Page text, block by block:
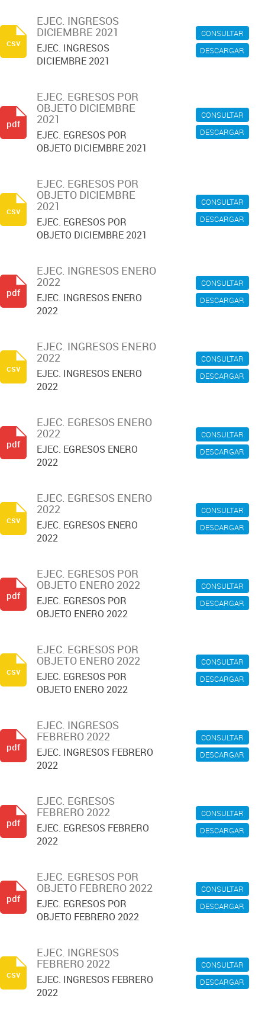
CONSULTAR
DESCARGAR
EJEC. INGRESOS
DICIEMBRE 2021
EJEC. INGRESOS
DICIEMBRE 2021
csv
CONSULTAR
DESCARGAR
EJEC. EGRESOS POR
OBJETO DICIEMBRE
2021
EJEC. EGRESOS POR
OBJETO DICIEMBRE 2021
pdf
CONSULTAR
DESCARGAR
EJEC. EGRESOS POR
OBJETO DICIEMBRE
2021
EJEC. EGRESOS POR
OBJETO DICIEMBRE 2021
csv
CONSULTAR
DESCARGAR
EJEC. INGRESOS ENERO
2022
EJEC. INGRESOS ENERO
2022
pdf
CONSULTAR
DESCARGAR
EJEC. INGRESOS ENERO
2022
EJEC. INGRESOS ENERO
2022
csv
CONSULTAR
DESCARGAR
EJEC. EGRESOS ENERO
2022
EJEC. EGRESOS ENERO
2022
pdf
CONSULTAR
DESCARGAR
EJEC. EGRESOS ENERO
2022
EJEC. EGRESOS ENERO
2022
csv
CONSULTAR
DESCARGAR
EJEC. EGRESOS POR
OBJETO ENERO 2022
EJEC. EGRESOS POR
OBJETO ENERO 2022
pdf
CONSULTAR
DESCARGAR
EJEC. EGRESOS POR
OBJETO ENERO 2022
EJEC. EGRESOS POR
OBJETO ENERO 2022
csv
CONSULTAR
DESCARGAR
EJEC. INGRESOS
FEBRERO 2022
EJEC. INGRESOS FEBRERO
2022
pdf
CONSULTAR
DESCARGAR
EJEC. EGRESOS
FEBRERO 2022
EJEC. EGRESOS FEBRERO
2022
pdf
CONSULTAR
DESCARGAR
EJEC. EGRESOS POR
OBJETO FEBRERO 2022
EJEC. EGRESOS POR
OBJETO FEBRERO 2022
pdf
CONSULTAR
DESCARGAR
EJEC. INGRESOS
FEBRERO 2022
EJEC. INGRESOS FEBRERO
2022
csv